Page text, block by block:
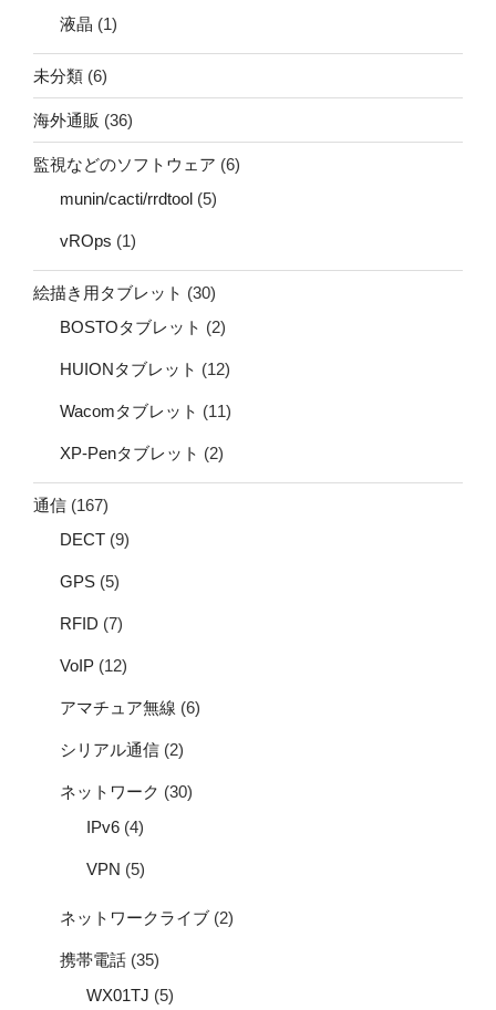
液晶 (1)
未分類 (6)
海外通販 (36)
監視などのソフトウェア (6)
munin/cacti/rrdtool (5)
vROps (1)
絵描き用タブレット (30)
BOSTOタブレット (2)
HUIONタブレット (12)
Wacomタブレット (11)
XP-Penタブレット (2)
通信 (167)
DECT (9)
GPS (5)
RFID (7)
VoIP (12)
アマチュア無線 (6)
シリアル通信 (2)
ネットワーク (30)
IPv6 (4)
VPN (5)
ネットワークライブ (2)
携帯電話 (35)
WX01TJ (5)